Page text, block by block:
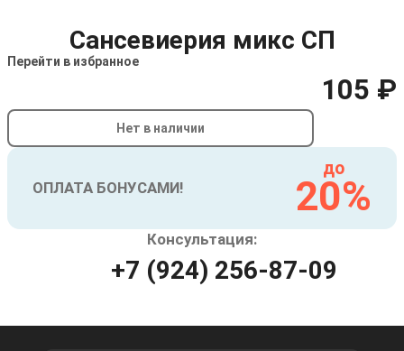
Сансевиерия микс СП
Перейти в избранное
105 ₽
Нет в наличии
ОПЛАТА БОНУСАМИ!
до
20%
Консультация:
+7 (924) 256-87-09